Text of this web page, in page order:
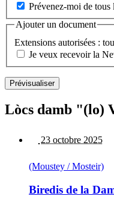
Prévenez-moi de tous
Ajouter un document
Extensions autorisées :
Je veux recevoir la
Lòcs damb "(lo)
23 octobre 2025
(Moustey / Mosteir)
Biredis de la